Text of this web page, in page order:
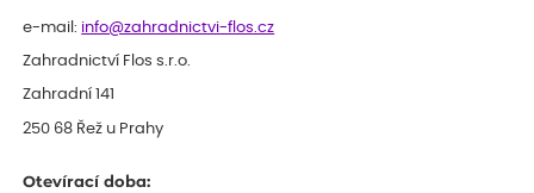
e-mail: info@zahradnictvi-flos.cz
Zahradnictví Flos s.r.o.
Zahradní 141
250 68 Řež u Prahy
Otevírací doba: